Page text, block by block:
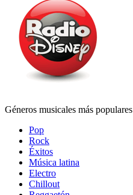
Géneros musicales más populares
Pop
Rock
Éxitos
Música latina
Electro
Chillout